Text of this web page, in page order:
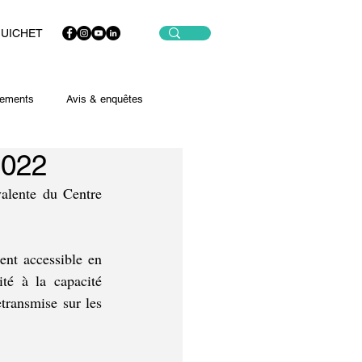
Avis & enquêtes
du Centre
accessible en
à la capacité
sur les